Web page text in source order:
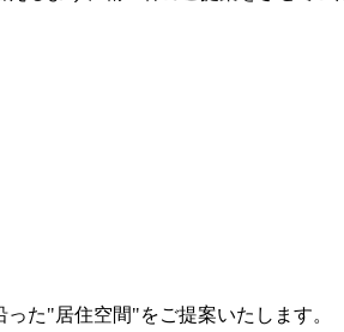
た"居住空間"をご提案いたします。